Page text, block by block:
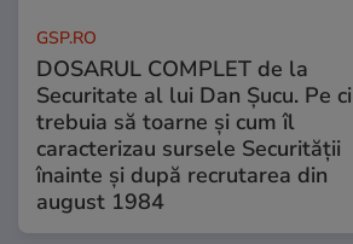
GSP.RO
DOSARUL COMPLET de la
Securitate al lui Dan Șucu. Pe
trebuia să toarne și cum îl
caracterizau sursele Securității
înainte și după recrutarea din
august 1984